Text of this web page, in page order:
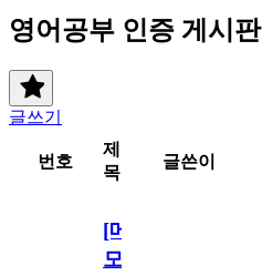
영어공부 인증 게시판
글쓰기
번호
제
목
글쓴이
[메
모